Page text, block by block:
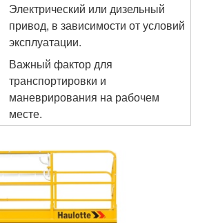
Электрический или дизельный
привод, в зависимости от условий
эксплуатации.
Важный фактор для
транспортировки и
маневрирования на рабочем
месте.